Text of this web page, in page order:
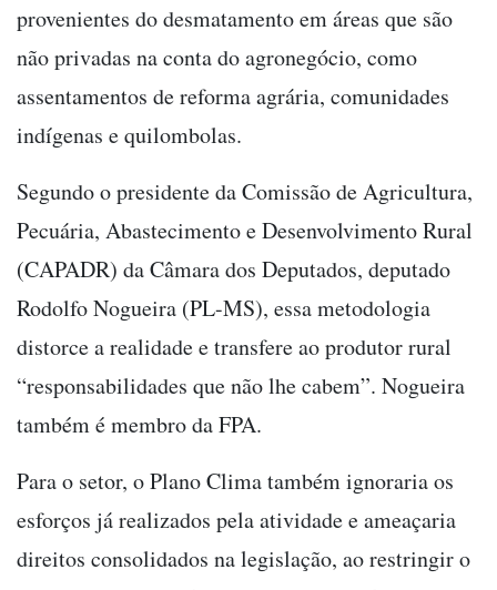
provenientes do desmatamento em áreas que são
não privadas na conta do agronegócio, como
assentamentos de reforma agrária, comunidades
indígenas e quilombolas.
Segundo o presidente da Comissão de Agricultura,
Pecuária, Abastecimento e Desenvolvimento Rural
(CAPADR) da Câmara dos Deputados, deputado
Rodolfo Nogueira (PL-MS), essa metodologia
distorce a realidade e transfere ao produtor rural
“responsabilidades que não lhe cabem”. Nogueira
também é membro da FPA.
Para o setor, o Plano Clima também ignoraria os
esforços já realizados pela atividade e ameaçaria
direitos consolidados na legislação, ao restringir o